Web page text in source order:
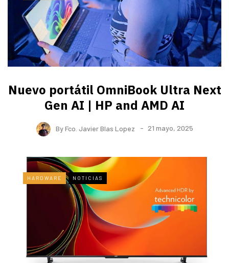
Nuevo portátil OmniBook Ultra ​Next
Gen AI | HP and AMD AI
ByFco. Javier Blas Lopez 21 mayo, 2025
HARDWARE NOTICIAS